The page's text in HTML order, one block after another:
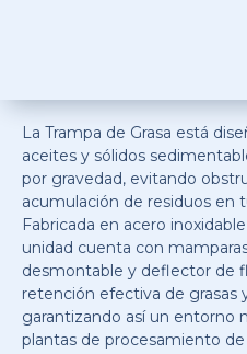
La Trampa de Grasa está
aceites y sólidos
por gravedad, evitando
acumulación de residuos en
Fabricada en acero
unidad cuenta con
desmontable y deflector de
retención efectiva de grasas
garantizando así un entorno
plantas de procesamiento